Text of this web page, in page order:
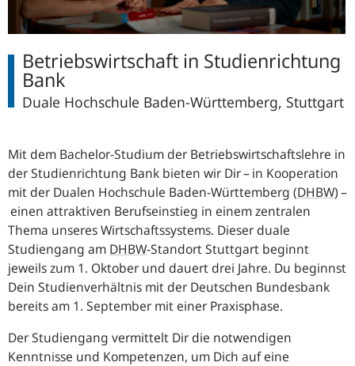
Betriebswirtschaft in Studienrichtung
Bank
Duale Hochschule Baden-Württemberg, Stuttgart
Mit dem Bachelor-Studium der Betriebswirtschaftslehre in
der Studienrichtung Bank bieten wir Dir – in Kooperation
mit der Dualen Hochschule Baden-Württemberg (DHBW) –
einen attraktiven Berufseinstieg in einem zentralen
Thema unseres Wirtschaftssystems. Dieser duale
Studiengang am DHBW-Standort Stuttgart beginnt
jeweils zum 1. Oktober und dauert drei Jahre. Du beginnst
Dein Studienverhältnis mit der Deutschen Bundesbank
bereits am 1. September mit einer Praxisphase.
Der Studiengang vermittelt Dir die notwendigen
Kenntnisse und Kompetenzen, um Dich auf eine